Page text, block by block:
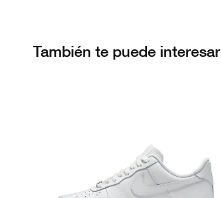
También te puede interesar